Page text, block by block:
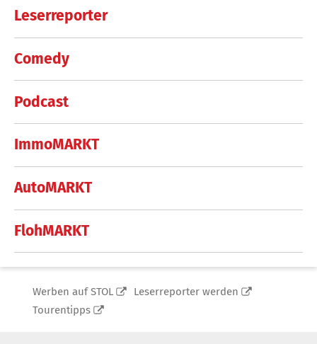
Leserreporter
Comedy
Podcast
ImmoMARKT
AutoMARKT
FlohMARKT
Werben auf STOL
Leserreporter werden
Tourentipps